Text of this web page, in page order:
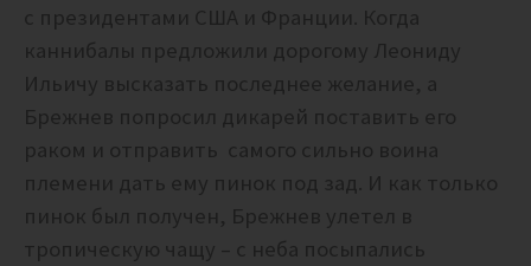
с президентами США и Франции. Когда
каннибалы предложили дорогому Леониду
Ильичу высказать последнее желание, а
Брежнев попросил дикарей поставить его
раком и отправить самого сильно воина
племени дать ему пинок под зад. И как только
пинок был получен, Брежнев улетел в
тропическую чащу – с неба посыпались